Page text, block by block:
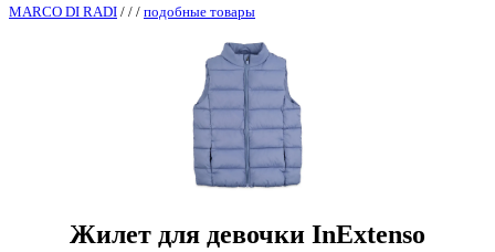
MARCO DI RADI / / / подобные товары
Жилет для девочки InExtenso